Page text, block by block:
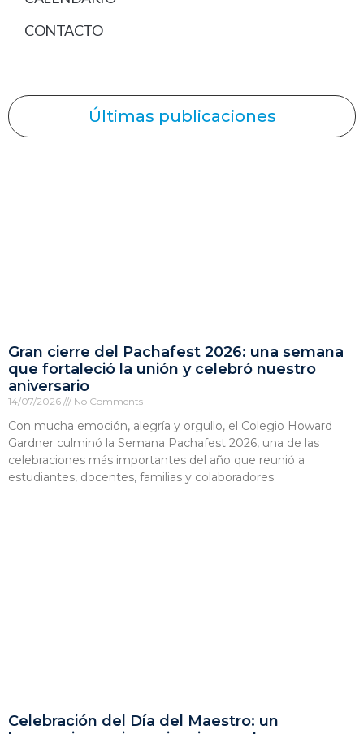
CONTACTO
Últimas publicaciones
Gran cierre del Pachafest 2026: una semana
que fortaleció la unión y celebró nuestro
aniversario
14/07/2026 No Comments
Con mucha emoción, alegría y orgullo, el Colegio Howard
Gardner culminó la Semana Pachafest 2026, una de las
celebraciones más importantes del año que reunió a
estudiantes, docentes, familias y colaboradores
Celebración del Día del Maestro: un